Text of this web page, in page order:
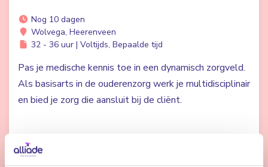
Nog 10 dagen
Wolvega, Heerenveen
32 - 36 uur | Voltijds, Bepaalde tijd
Pas je medische kennis toe in een dynamisch zorgveld.
Als basisarts in de ouderenzorg werk je multidisciplinair
en bied je zorg die aansluit bij de cliënt.